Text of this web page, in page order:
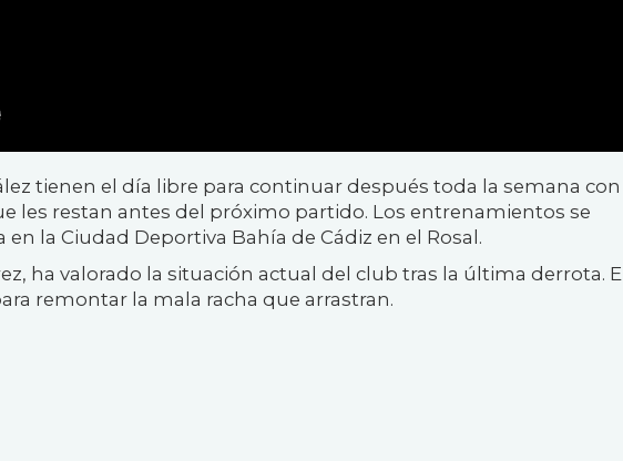
tienen el día libre para continuar después toda la semana con
les restan antes del próximo partido. Los entrenamientos se
la Ciudad Deportiva Bahía de Cádiz en el Rosal.
ha valorado la situación actual del club tras la última derrota. El
remontar la mala racha que arrastran.